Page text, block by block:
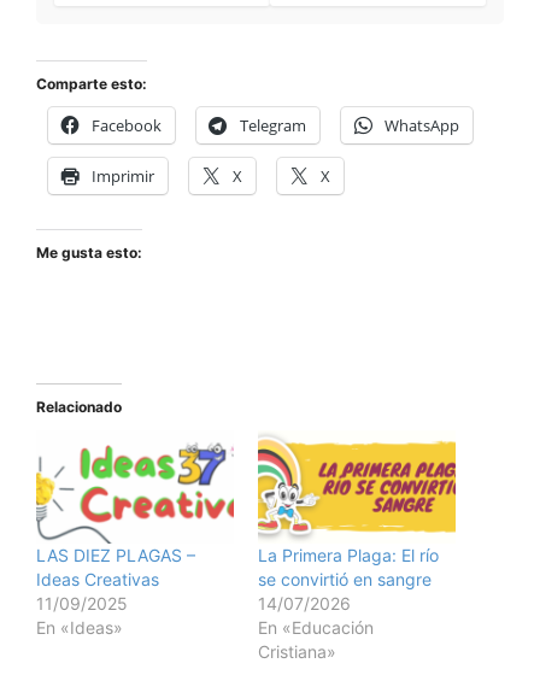
Comparte esto:
Facebook Telegram WhatsApp
Imprimir X X
Me gusta esto:
Relacionado
LAS DIEZ PLAGAS –
Ideas Creativas
11/09/2025
En «Ideas»
La Primera Plaga: El río
se convirtió en sangre
14/07/2026
En «Educación
Cristiana»